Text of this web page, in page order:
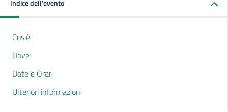
Indice dell'evento
Cos'è
Dove
Date e Orari
Ulteriori informazioni